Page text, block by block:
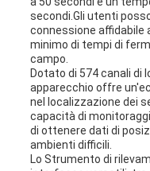
secondi.Gli utenti
connessione affidabile
minimo di tempi di
campo.
Dotato di 574 canali di
apparecchio offre
nel localizzazione dei
capacità di
di ottenere dati di
ambienti difficili.
Lo Strumento di